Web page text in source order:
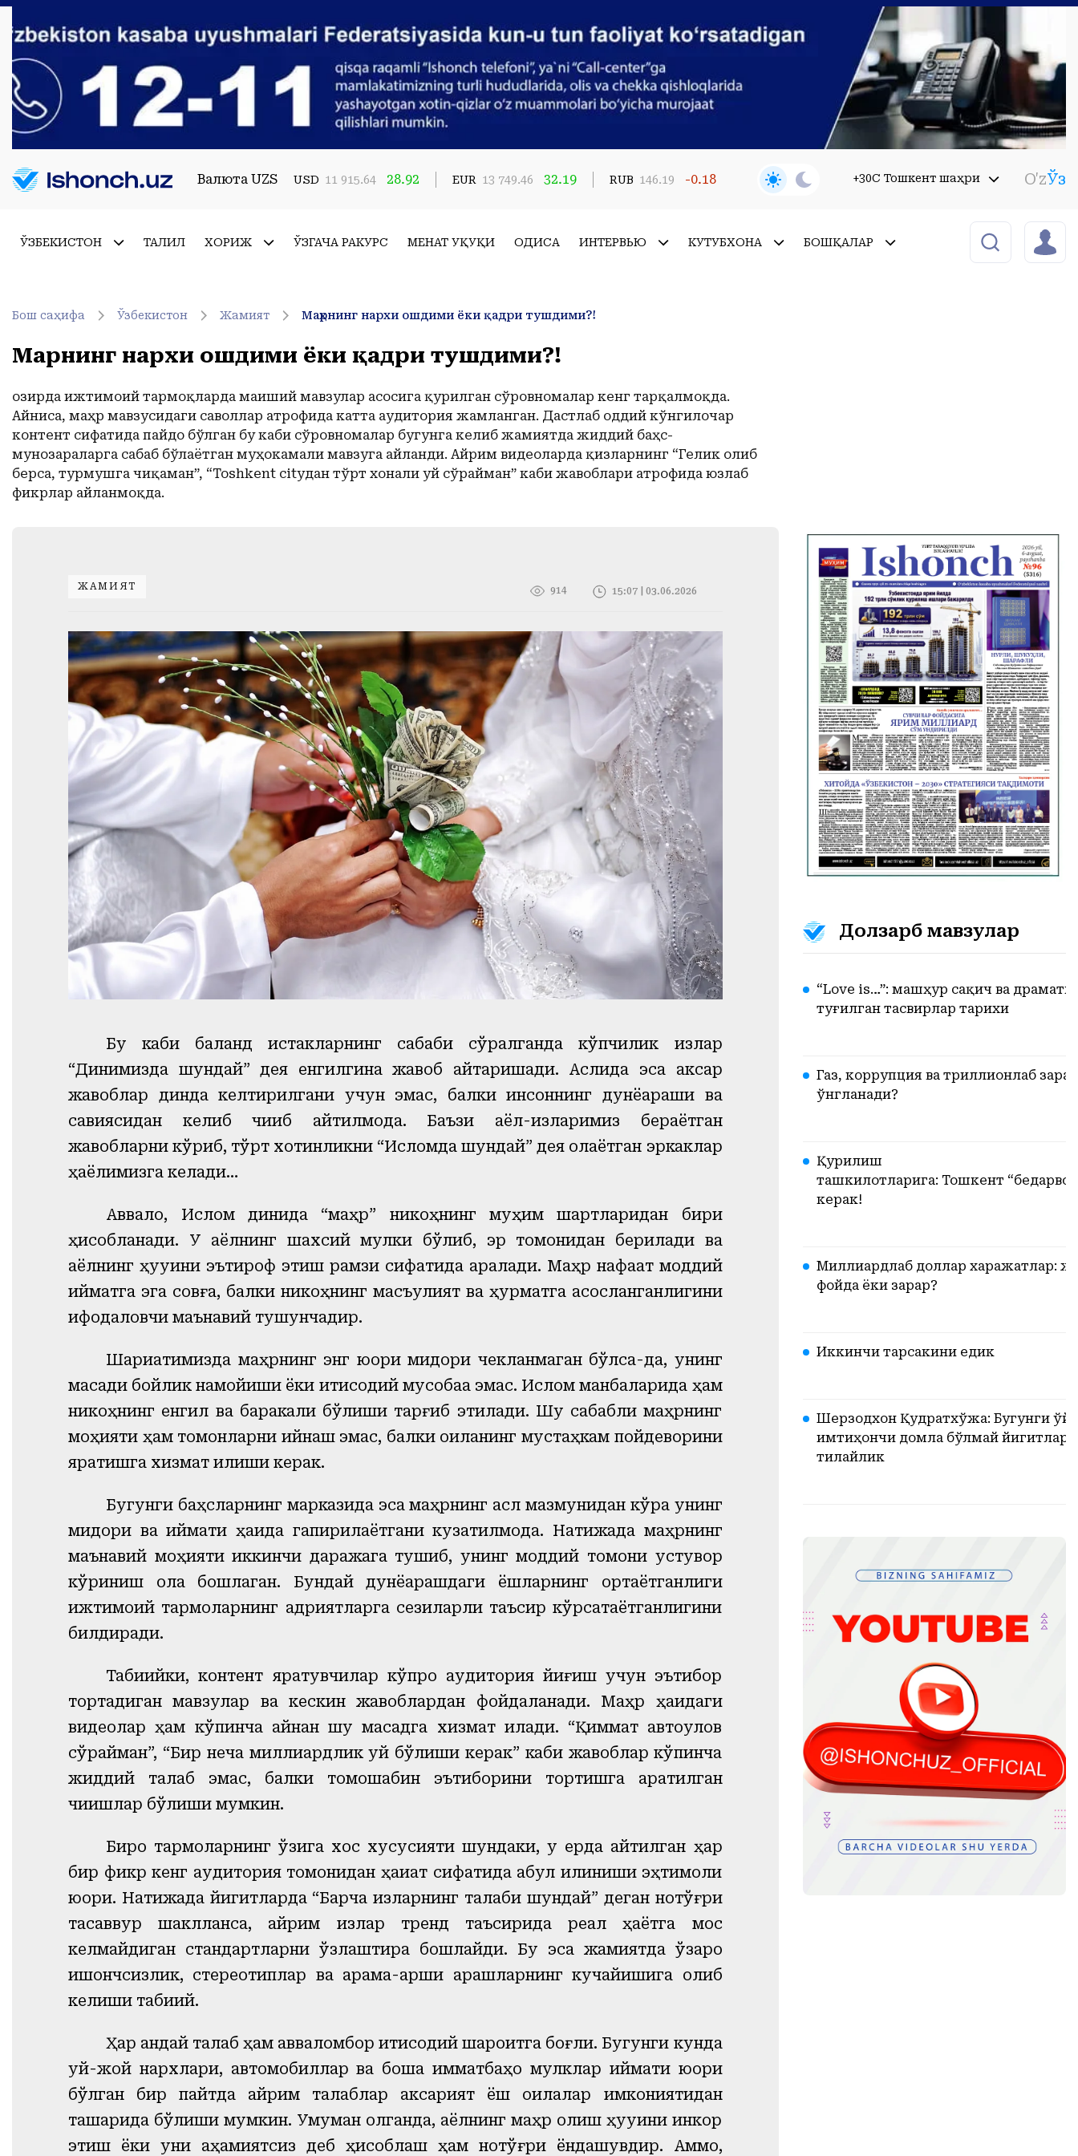
Валюта UZS USD 11 915.64 28.92 EUR 13 749.46 32.19 RUB 146.19 -0.18 +30C Тошкент шаҳри O'zЎз
ЎЗБЕКИСТОН ТАҲЛИЛ ХОРИЖ ЎЗГАЧА РАКУРС МЕҲНАТ ҲУҚУҚИ ҲОДИСА ИНТЕРВЬЮ КУТУБХОНА БОШҚАЛАР
Бош саҳифа Ўзбекистон Жамият Маҳрнинг нархи ошдими ёки қадри тушдими?!
Маҳрнинг нархи ошдими ёки қадри тушдими?!
Ҳозирда ижтимоий тармоқларда маиший мавзулар асосига қурилган сўровномалар кенг тарқалмоқда.
Айниса, маҳр мавзусидаги саволлар атрофида катта аудитория жамланган. Дастлаб оддий кўнгилочар
контент сифатида пайдо бўлган бу каби сўровномалар бугунга келиб жамиятда жиддий баҳс-
мунозараларга сабаб бўлаётган муҳокамали мавзуга айланди. Айрим видеоларда қизларнинг “Гелик олиб
берса, турмушга чиқаман”, “Тоshkent cityдан тўрт хонали уй сўрайман” каби жавоблари атрофида юзлаб
фикрлар айланмоқда.
ЖАМИЯТ 914 15:07 | 03.06.2026
Бу каби баланд истакларнинг сабаби сўралганда кўпчилик қизлар
“Динимизда шундай” дея енгилгина жавоб қайтаришади. Аслида эса аксар
жавоблар динда келтирилгани учун эмас, балки инсоннинг дунёқараши ва
савиясидан келиб чиқиб айтилмоқда. Баъзи аёл-қизларимиз бераётган
жавобларни кўриб, тўрт хотинликни “Исломда шундай” дея оқлаётган эркаклар
ҳаёлимизга келади…
Аввало, Ислом динида “маҳр” никоҳнинг муҳим шартларидан бири
ҳисобланади. У аёлнинг шахсий мулки бўлиб, эр томонидан берилади ва
аёлнинг ҳуқуқини эътироф этиш рамзи сифатида қаралади. Маҳр нафақат моддий
қийматга эга совға, балки никоҳнинг масъулият ва ҳурматга асосланганлигини
ифодаловчи маънавий тушунчадир.
Шариатимизда маҳрнинг энг юқори миқдори чекланмаган бўлса-да, унинг
мақсади бойлик намойиши ёки иқтисодий мусобақа эмас. Ислом манбаларида ҳам
никоҳнинг енгил ва баракали бўлиши тарғиб этилади. Шу сабабли маҳрнинг
моҳияти ҳам томонларни қийнаш эмас, балки оиланинг мустаҳкам пойдеворини
яратишга хизмат қилиши керак.
Бугунги баҳсларнинг марказида эса маҳрнинг асл мазмунидан кўра унинг
миқдори ва қиймати ҳақида гапирилаётгани кузатилмоқда. Натижада маҳрнинг
маънавий моҳияти иккинчи даражага тушиб, унинг моддий томони устувор
кўриниш ола бошлаган. Бундай дунёқарашдаги ёшларнинг ортаётганлиги
ижтимоий тармоқларнинг қадриятларга сезиларли таъсир кўрсатаётганлигини
билдиради.
Табиийки, контент яратувчилар кўпроқ аудитория йиғиш учун эътибор
тортадиган мавзулар ва кескин жавоблардан фойдаланади. Маҳр ҳақидаги
видеолар ҳам кўпинча айнан шу мақсадга хизмат қилади. “Қиммат автоулов
сўрайман”, “Бир неча миллиардлик уй бўлиши керак” каби жавоблар кўпинча
жиддий талаб эмас, балки томошабин эътиборини тортишга қаратилган
чиқишлар бўлиши мумкин.
Бироқ тармоқларнинг ўзига хос хусусияти шундаки, у ерда айтилган ҳар
бир фикр кенг аудитория томонидан ҳақиқат сифатида қабул қилиниши эҳтимоли
юқори. Натижада йигитларда “Барча қизларнинг талаби шундай” деган нотўғри
тасаввур шаклланса, айрим қизлар тренд таъсирида реал ҳаётга мос
келмайдиган стандартларни ўзлаштира бошлайди. Бу эса жамиятда ўзаро
ишончсизлик, стереотиплар ва қарама-қарши қарашларнинг кучайишига олиб
келиши табиий.
Ҳар қандай талаб ҳам авваломбор иқтисодий шароитга боғлиқ. Бугунги кунда
уй-жой нархлари, автомобиллар ва бошқа қимматбаҳо мулклар қиймати юқори
бўлган бир пайтда айрим талаблар аксарият ёш оилалар имкониятидан
ташқарида бўлиши мумкин. Умуман олганда, аёлнинг маҳр олиш ҳуқуқини инкор
этиш ёки уни аҳамиятсиз деб ҳисоблаш ҳам нотўғри ёндашувдир. Аммо,
Долзарб мавзулар
“Love is…”: машҳур сақич ва
туғилган тасвирлар тарихи
Газ, коррупция ва триллионлаб
ўнгланади?
Қурилиш
ташкилотларига: Тошкент
керак!
Миллиардлаб доллар харажатлар:
фойда ёки зарар?
Иккинчи тарсакини едик
Шерзодхон Қудратхўжа: Бугунги
имтиҳончи домла бўлмай
тилайлик